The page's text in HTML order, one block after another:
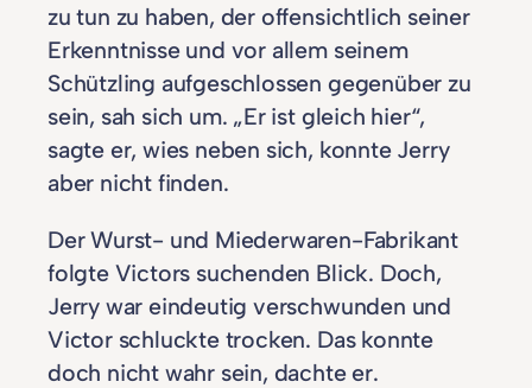
zu tun zu haben, der offensichtlich seiner
Erkenntnisse und vor allem seinem
Schützling aufgeschlossen gegenüber zu
sein, sah sich um. „Er ist gleich hier“,
sagte er, wies neben sich, konnte Jerry
aber nicht finden.
Der Wurst- und Miederwaren-Fabrikant
folgte Victors suchenden Blick. Doch,
Jerry war eindeutig verschwunden und
Victor schluckte trocken. Das konnte
doch nicht wahr sein, dachte er.